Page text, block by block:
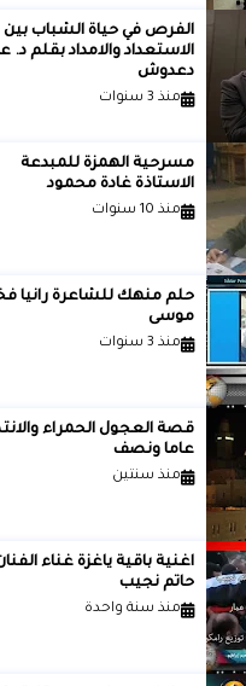
الفرص في حياة الشباب بين
الاستعداد والامداد
دعدوش
منذ 3 سنوات
مسرحية الهمزة للمبدعة
الاستاذة غادة محمود
منذ 10 سنوات
حلم منهك للشاعرة
موسى
منذ 3 سنوات
قصة العجول الحمراء
عاما ونصف
منذ سنتين
اغنية باقية ياغزة غناء
حاتم نجيب
منذ سنة واحدة